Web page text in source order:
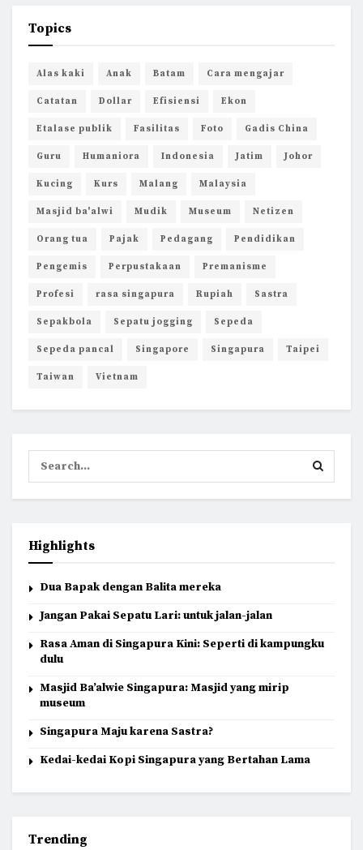
Topics
Alas kaki Anak Batam Cara mengajar
Catatan Dollar Efisiensi Ekon
Etalase publik Fasilitas Foto Gadis China
Guru Humaniora Indonesia Jatim Johor
Kucing Kurs Malang Malaysia
Masjid ba'alwi Mudik Museum Netizen
Orang tua Pajak Pedagang Pendidikan
Pengemis Perpustakaan Premanisme
Profesi rasa singapura Rupiah Sastra
Sepakbola Sepatu jogging Sepeda
Sepeda pancal Singapore Singapura Taipei
Taiwan Vietnam
Highlights
Dua Bapak dengan Balita mereka
Jangan Pakai Sepatu Lari: untuk jalan-jalan
Rasa Aman di Singapura Kini: Seperti di kampungku
dulu
Masjid Ba’alwie Singapura: Masjid yang mirip
museum
Singapura Maju karena Sastra?
Kedai-kedai Kopi Singapura yang Bertahan Lama
Trending